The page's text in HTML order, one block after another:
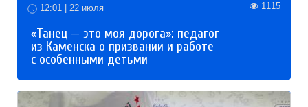
12:01 | 22 июля 1115
«Танец — это моя дорога»: педагог
из Каменска о призвании и работе
с особенными детьми